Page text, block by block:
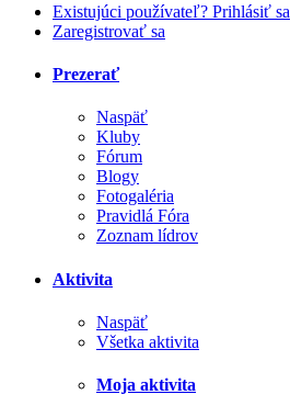
Existujúci používateľ? Prihlásiť sa
Zaregistrovať sa
Prezerať
Naspäť
Kluby
Fórum
Blogy
Fotogaléria
Pravidlá Fóra
Zoznam lídrov
Aktivita
Naspäť
Všetka aktivita
Moja aktivita